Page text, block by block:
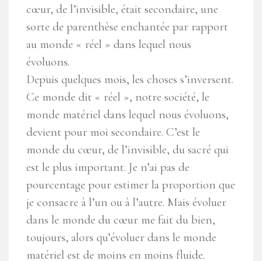
cœur, de l’invisible, était secondaire, une
sorte de parenthèse enchantée par rapport
au monde « réel » dans lequel nous
évoluons.
Depuis quelques mois, les choses s’inversent.
Ce monde dit « réel », notre société, le
monde matériel dans lequel nous évoluons,
devient pour moi secondaire. C’est le
monde du cœur, de l’invisible, du sacré qui
est le plus important. Je n’ai pas de
pourcentage pour estimer la proportion que
je consacre à l’un ou à l’autre. Mais évoluer
dans le monde du cœur me fait du bien,
toujours, alors qu’évoluer dans le monde
matériel est de moins en moins fluide.